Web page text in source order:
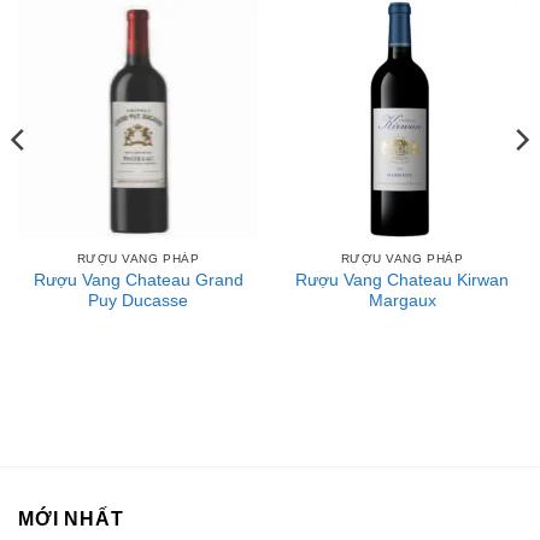
90% rượu vang Bordeaux là rượu vang đỏ được làm từ
giống nho Merlot và Cabernet Sauvignon.
1. Rượu vang Bordeaux là gì?
Rượu vang Bordeaux (“Bore-doe”) dùng để chỉ các dòng
rượu vang có xuất xứ từ vùng Bordeaux của Pháp. Hơn
90% rượu vang Bordeaux là rượu vang đỏ được làm từ
giống nho Merlot và Cabernet Sauvignon. Ngược dòng
lịch sử, ban đầu vùng Bordeaux được biết đến với các loại
rượu vang trắng ngọt ngào từ tiểu vùng Sauternes. Trong
Cho tới tận những năm 1800, vang đỏ Bordeaux mới trở
RƯỢU VANG PHÁP
Rượu Vang Chateau Grand
Puy Ducasse
RƯỢU VANG PHÁP
Rượu Vang Chateau Kirwan
Margaux
MỚI NHẤT